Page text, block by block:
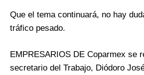
Que el tema continuará, no hay
tráfico pesado.
EMPRESARIOS DE Coparmex se
secretario del Trabajo, Diódoro